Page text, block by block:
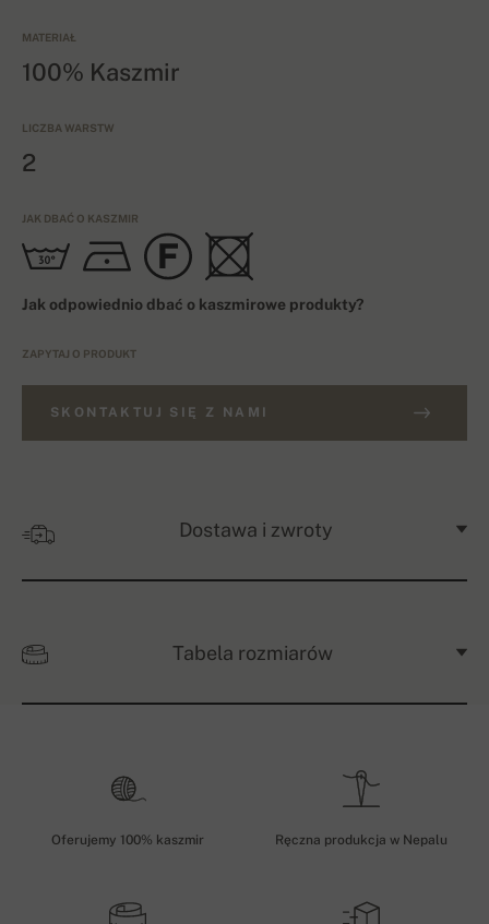
MATERIAŁ
100% Kaszmir
LICZBA WARSTW
2
JAK DBAĆ O KASZMIR
Jak odpowiednio dbać o kaszmirowe produkty?
ZAPYTAJ O PRODUKT
SKONTAKTUJ SIĘ Z NAMI
Dostawa i zwroty
Tabela rozmiarów
Oferujemy 100% kaszmir Ręczna produkcja w Nepalu